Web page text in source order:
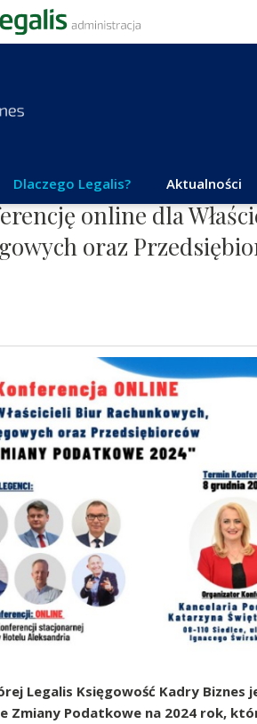
Dlaczego Legalis? Aktualności
online dla
oraz
Legalis Księgowość Kadry
Zmiany Podatkowe na 2024 rok,